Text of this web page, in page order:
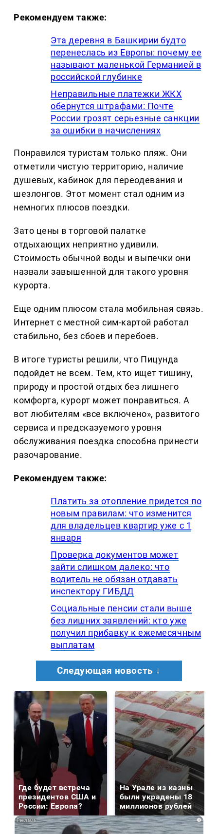
Рекомендуем также:
Эта деревня в Башкирии будто
перенеслась из Европы: почему ее
называют маленькой Германией в
российской глубинке
Неправильные платежки ЖКХ
обернутся штрафами: Почте
России грозят серьезные санкции
за ошибки в начислениях
Понравился туристам только пляж. Они
отметили чистую территорию, наличие
душевых, кабинок для переодевания и
шезлонгов. Этот момент стал одним из
немногих плюсов поездки.
Зато цены в торговой палатке
отдыхающих неприятно удивили.
Стоимость обычной воды и выпечки они
назвали завышенной для такого уровня
курорта.
Еще одним плюсом стала мобильная связь.
Интернет с местной сим-картой работал
стабильно, без сбоев и перебоев.
В итоге туристы решили, что Пицунда
подойдет не всем. Тем, кто ищет тишину,
природу и простой отдых без лишнего
комфорта, курорт может понравиться. А
вот любителям «все включено», развитого
сервиса и предсказуемого уровня
обслуживания поездка способна принести
разочарование.
Рекомендуем также:
Платить за отопление придется по
новым правилам: что изменится
для владельцев квартир уже с 1
января
Проверка документов может
зайти слишком далеко: что
водитель не обязан отдавать
инспектору ГИБДД
Социальные пенсии стали выше
без лишних заявлений: кто уже
получил прибавку к ежемесячным
выплатам
Следующая новость ↓
Где будет встреча
президентов США и
России: Европа?
На Урале из казны
были украдены 18
миллионов рублей
i